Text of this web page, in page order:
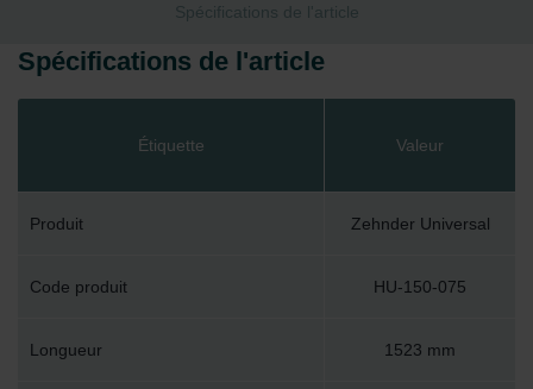
Spécifications de l'article
Spécifications de l'article
Étiquette Valeur
Produit Zehnder Universal
Code produit HU-150-075
Longueur 1523 mm